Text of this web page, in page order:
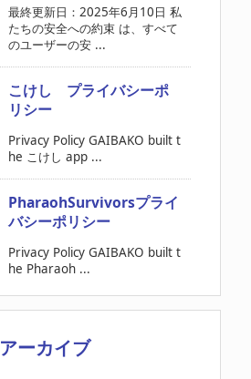
最終更新日：2025年6月10日 私
たちの安全への約束 は、すべて
のユーザーの安 ...
こけし プライバシーポ
リシー
Privacy Policy GAIBAKO built t
he こけし app ...
PharaohSurvivorsプライ
バシーポリシー
Privacy Policy GAIBAKO built t
he Pharaoh ...
アーカイブ